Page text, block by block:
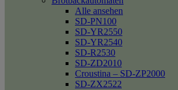
Alle ansehen
SD-PN100
SD-YR2550
SD-YR2540
SD-R2530
SD-ZD2010
Croustina – SD-ZP2000
SD-ZX2522